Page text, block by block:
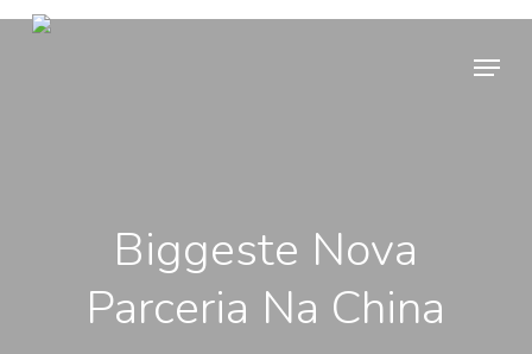
Skip
Menu
Biggeste Nova
Parceria Na China